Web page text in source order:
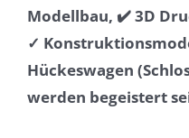
Modellbau, ✔️ 3D
✓
Hückeswagen
werden begeistert